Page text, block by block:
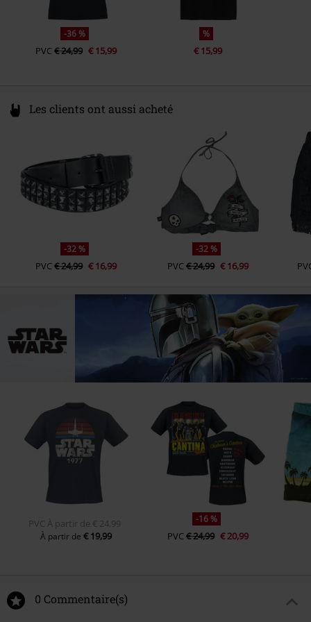
-36 %
PVC€ 24,99 € 15,99
%
€ 15,99
Les clients ont aussi acheté
-32 %
PVC€ 24,99 € 16,99
-32 %
PVC€ 24,99 € 16,99
PVC À partir de € 24,99
À partir de€ 19,99
-16 %
PVC€ 24,99 € 20,99
0 Commentaire(s)